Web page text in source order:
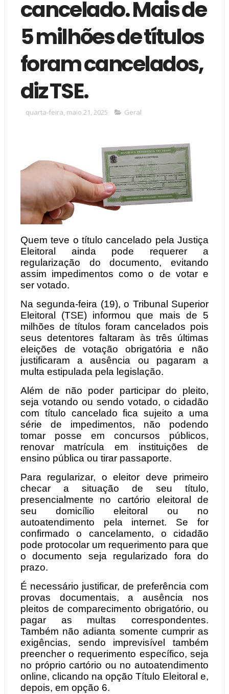
cancelado. Mais de
5 milhões de títulos
foram cancelados,
diz TSE.
quarta-feira, maio 21, 2025 Geral
Quem teve o título cancelado pela Justiça
Eleitoral ainda pode requerer a
regularização do documento, evitando
assim impedimentos como o de votar e
ser votado.
Na segunda-feira (19), o Tribunal Superior
Eleitoral (TSE) informou que mais de 5
milhões de títulos foram cancelados pois
seus detentores faltaram às três últimas
eleições de votação obrigatória e não
justificaram a ausência ou pagaram a
multa estipulada pela legislação.
Além de não poder participar do pleito,
seja votando ou sendo votado, o cidadão
com título cancelado fica sujeito a uma
série de impedimentos, não podendo
tomar posse em concursos públicos,
renovar matrícula em instituições de
ensino pública ou tirar passaporte.
Para regularizar, o eleitor deve primeiro
checar a situação de seu título,
presencialmente no cartório eleitoral de
seu domicílio eleitoral ou no
autoatendimento pela internet. Se for
confirmado o cancelamento, o cidadão
pode protocolar um requerimento para que
o documento seja regularizado fora do
prazo.
É necessário justificar, de preferência com
provas documentais, a ausência nos
pleitos de comparecimento obrigatório, ou
pagar as multas correspondentes.
Também não adianta somente cumprir as
exigências, sendo imprevisível também
preencher o requerimento específico, seja
no próprio cartório ou no autoatendimento
online, clicando na opção Título Eleitoral e,
depois, em opção 6.